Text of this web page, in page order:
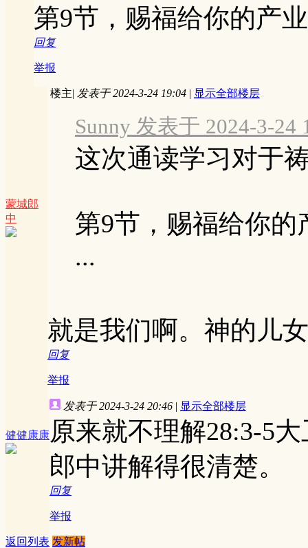
第9节，赐福给你的产
回复
举报
蒙城郎
中
楼主| 发表于 2024-3-24 19:04 | 显示全部楼层
Sunny 发表于 2024-3-24
这次通读学习对于
第9节，赐福给你
...
就是我们啊。神的儿
回复
举报
健健康康
发表于 2024-3-24 20:46 | 显示全部楼层
原来就不理解28:3-5
郎中讲解得很清楚。
回复
举报
返回列表 发新帖